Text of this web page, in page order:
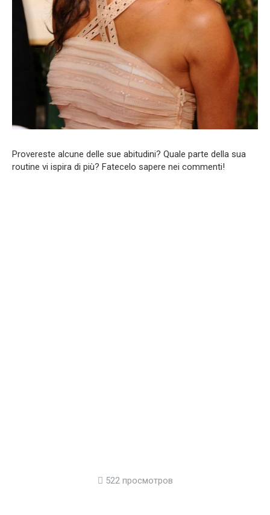
Provereste alcune delle sue abitudini? Quale parte della sua
routine vi ispira di più? Fatecelo sapere nei commenti!
522 просмотров